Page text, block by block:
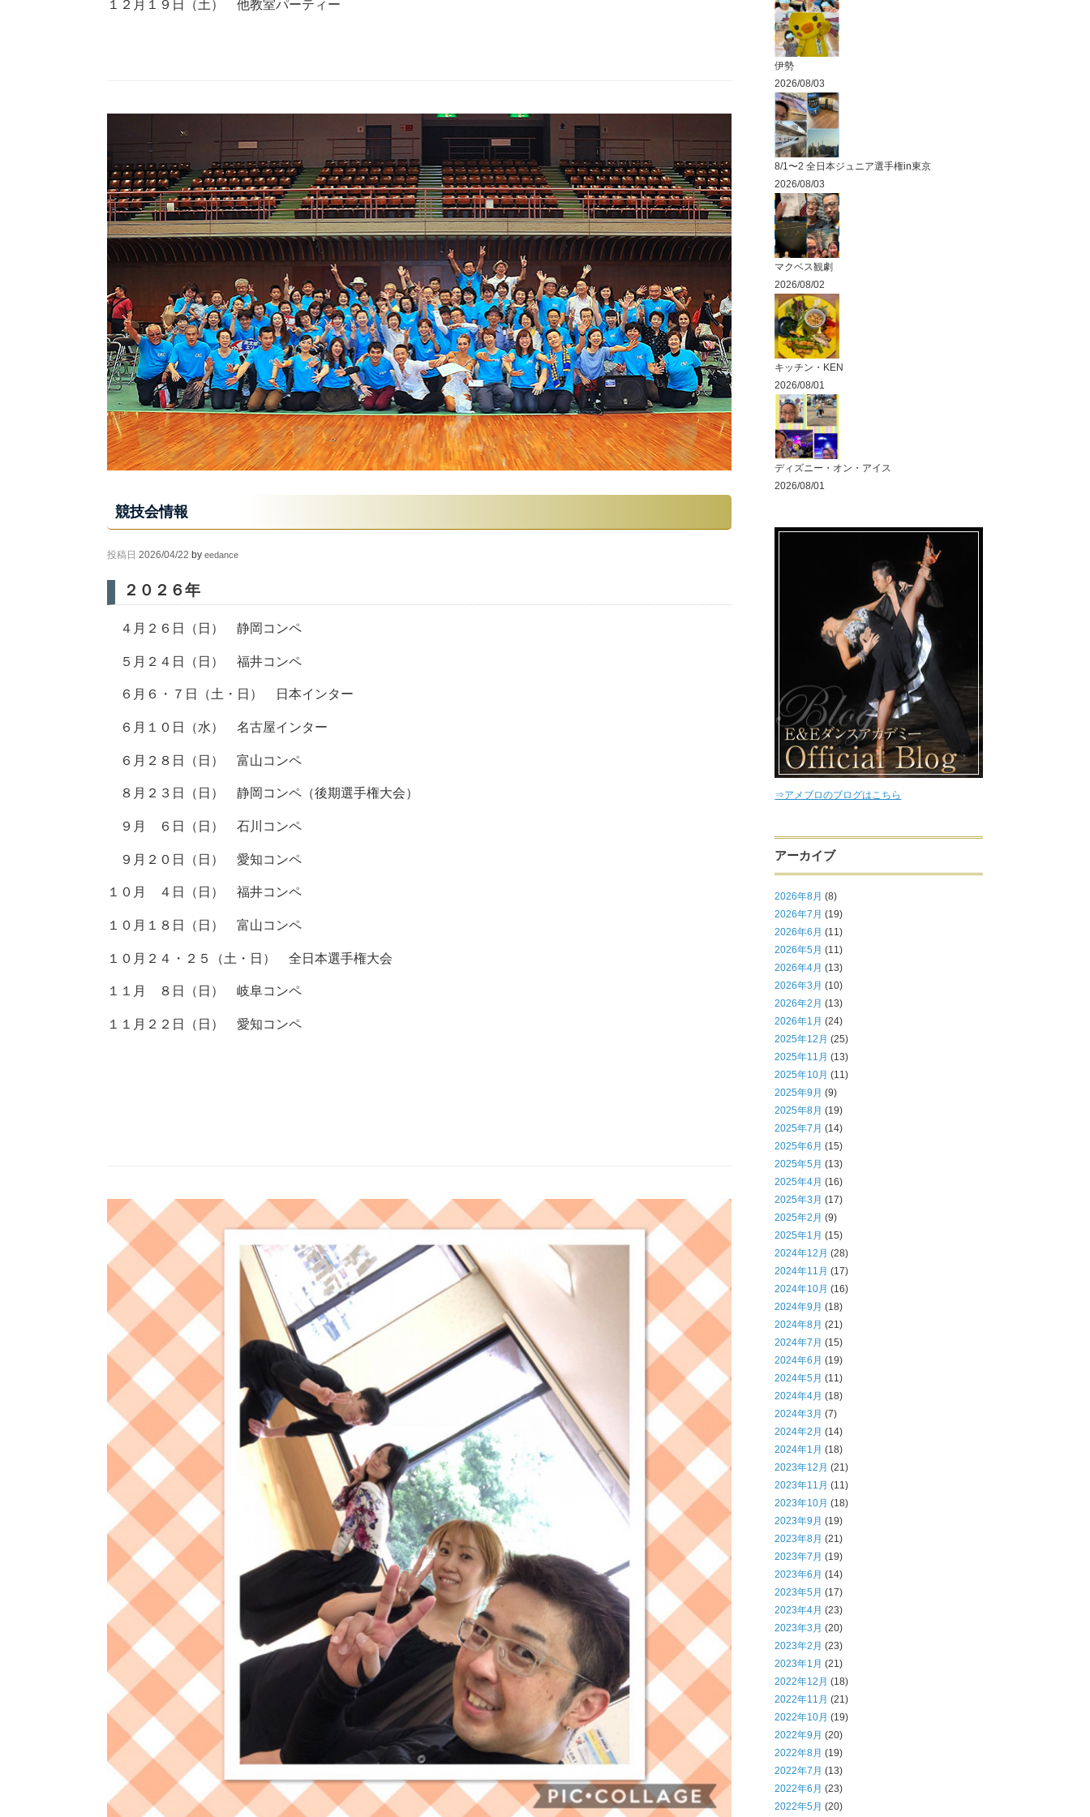
１２月１９日（土） 他教室パーティー
競技会情報
投稿日 2026/04/22 by eedance
２０２６年
４月２６日（日） 静岡コンペ
５月２４日（日） 福井コンペ
６月６・７日（土・日） 日本インター
６月１０日（水） 名古屋インター
６月２８日（日） 富山コンペ
８月２３日（日） 静岡コンペ（後期選手権大会）
９月 ６日（日） 石川コンペ
９月２０日（日） 愛知コンペ
１０月 ４日（日） 福井コンペ
１０月１８日（日） 富山コンペ
１０月２４・２５（土・日） 全日本選手権大会
１１月 ８日（日） 岐阜コンペ
１１月２２日（日） 愛知コンペ
伊勢
2026/08/03
8/1〜2 全日本ジュニア選手権in東京
2026/08/03
マクベス観劇
2026/08/02
キッチン・KEN
2026/08/01
ディズニー・オン・アイス
2026/08/01
⇒アメブロのブログはこちら
アーカイブ
2026年8月 (8)
2026年7月 (19)
2026年6月 (11)
2026年5月 (11)
2026年4月 (13)
2026年3月 (10)
2026年2月 (13)
2026年1月 (24)
2025年12月 (25)
2025年11月 (13)
2025年10月 (11)
2025年9月 (9)
2025年8月 (19)
2025年7月 (14)
2025年6月 (15)
2025年5月 (13)
2025年4月 (16)
2025年3月 (17)
2025年2月 (9)
2025年1月 (15)
2024年12月 (28)
2024年11月 (17)
2024年10月 (16)
2024年9月 (18)
2024年8月 (21)
2024年7月 (15)
2024年6月 (19)
2024年5月 (11)
2024年4月 (18)
2024年3月 (7)
2024年2月 (14)
2024年1月 (18)
2023年12月 (21)
2023年11月 (11)
2023年10月 (18)
2023年9月 (19)
2023年8月 (21)
2023年7月 (19)
2023年6月 (14)
2023年5月 (17)
2023年4月 (23)
2023年3月 (20)
2023年2月 (23)
2023年1月 (21)
2022年12月 (18)
2022年11月 (21)
2022年10月 (19)
2022年9月 (20)
2022年8月 (19)
2022年7月 (13)
2022年6月 (23)
2022年5月 (20)